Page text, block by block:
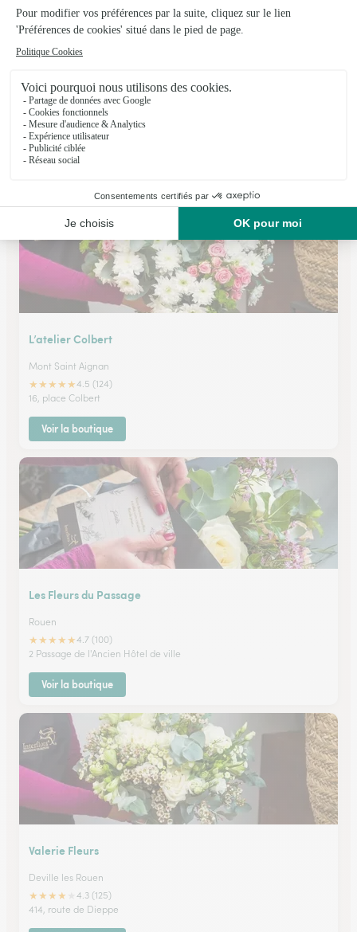
L’atelier D’alexandra
Le Mesnil Esnard
★★★★★4.1 (82)
46 Bis Route de Paris
L’atelier Colbert
Mont Saint Aignan
★★★★★4.5 (124)
16, place Colbert
Voir la boutique
Les Fleurs du Passage
Rouen
★★★★★4.7 (100)
2 Passage de l'Ancien Hôtel de ville
Voir la boutique
Valerie Fleurs
Deville les Rouen
★★★★
4.3 (125)
414, route de Dieppe